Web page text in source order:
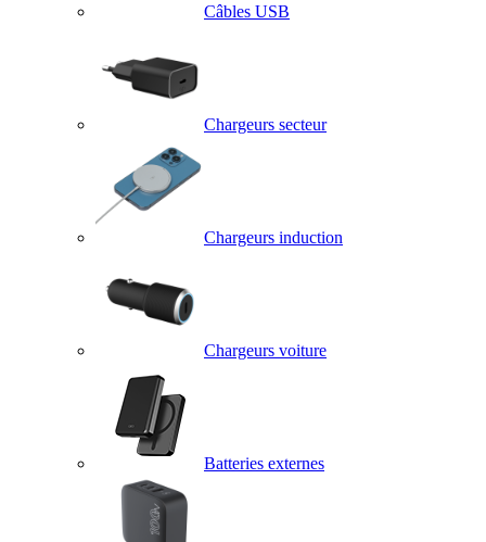
Câbles USB
Chargeurs secteur
Chargeurs induction
Chargeurs voiture
Batteries externes